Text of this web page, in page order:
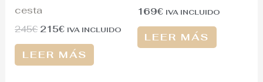
cesta
245€ 215€ IVA INCLUIDO
LEER MÁS
169€ IVA INCLUIDO
LEER MÁS